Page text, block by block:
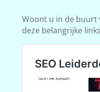
Woont u in de buurt
deze belangrijke